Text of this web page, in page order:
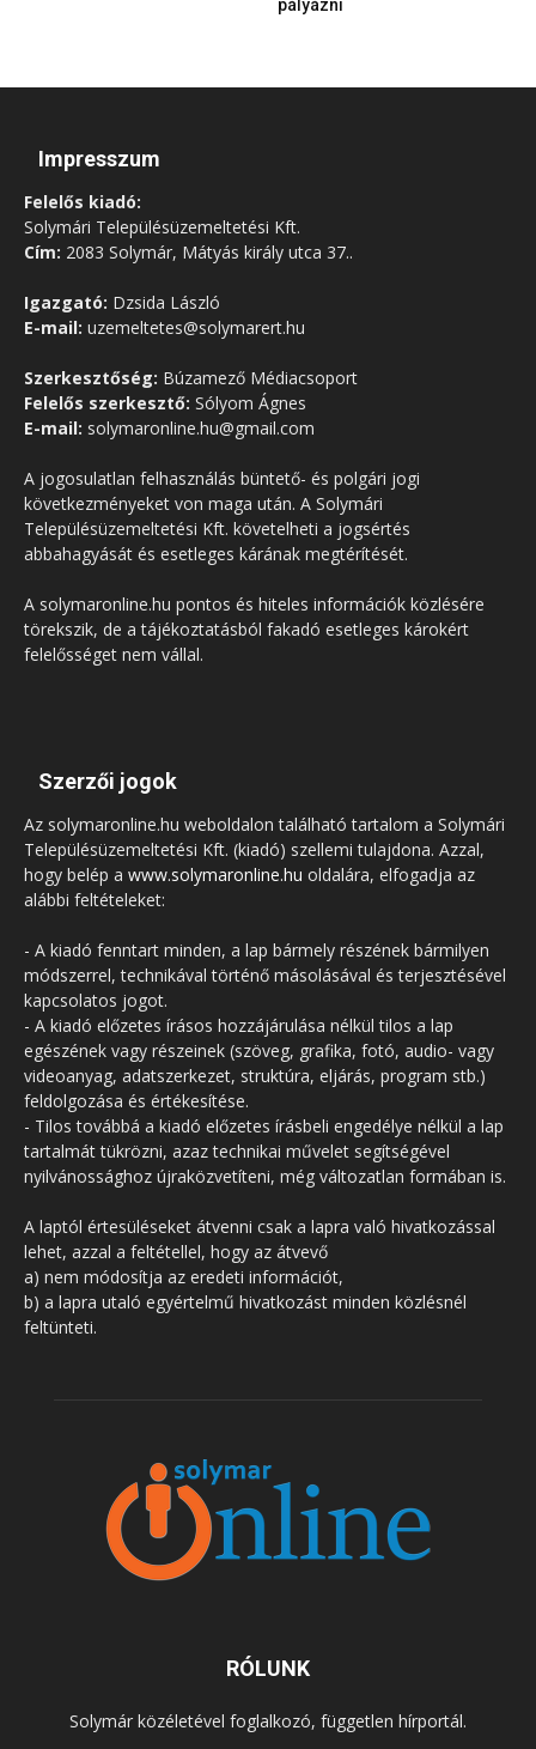
pályázni
Impresszum
Felelős kiadó:
Solymári Településüzemeltetési Kft.
Cím: 2083 Solymár, Mátyás király utca 37..
Igazgató: Dzsida László
E-mail: uzemeltetes@solymarert.hu
Szerkesztőség: Búzamező Médiacsoport
Felelős szerkesztő: Sólyom Ágnes
E-mail: solymaronline.hu@gmail.com
A jogosulatlan felhasználás büntető- és polgári jogi
következményeket von maga után. A Solymári
Településüzemeltetési Kft. követelheti a jogsértés
abbahagyását és esetleges kárának megtérítését.
A solymaronline.hu pontos és hiteles információk közlésére
törekszik, de a tájékoztatásból fakadó esetleges károkért
felelősséget nem vállal.
Szerzői jogok
Az solymaronline.hu weboldalon található tartalom a Solymári
Településüzemeltetési Kft. (kiadó) szellemi tulajdona. Azzal,
hogy belép a www.solymaronline.hu oldalára, elfogadja az
alábbi feltételeket:
- A kiadó fenntart minden, a lap bármely részének bármilyen
módszerrel, technikával történő másolásával és terjesztésével
kapcsolatos jogot.
- A kiadó előzetes írásos hozzájárulása nélkül tilos a lap
egészének vagy részeinek (szöveg, grafika, fotó, audio- vagy
videoanyag, adatszerkezet, struktúra, eljárás, program stb.)
feldolgozása és értékesítése.
- Tilos továbbá a kiadó előzetes írásbeli engedélye nélkül a lap
tartalmát tükrözni, azaz technikai művelet segítségével
nyilvánossághoz újraközvetíteni, még változatlan formában is.
A laptól értesüléseket átvenni csak a lapra való hivatkozással
lehet, azzal a feltétellel, hogy az átvevő
a) nem módosítja az eredeti információt,
b) a lapra utaló egyértelmű hivatkozást minden közlésnél
feltünteti.
RÓLUNK
Solymár közéletével foglalkozó, független hírportál.